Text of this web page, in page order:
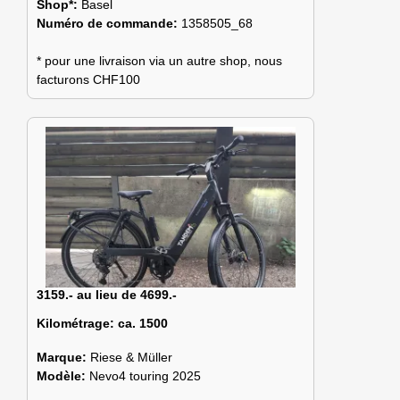
Shop*: Basel
Numéro de commande: 1358505_68
* pour une livraison via un autre shop, nous
facturons CHF100
3159.- au lieu de 4699.-
Kilométrage: ca. 1500
Marque: Riese & Müller
Modèle: Nevo4 touring 2025